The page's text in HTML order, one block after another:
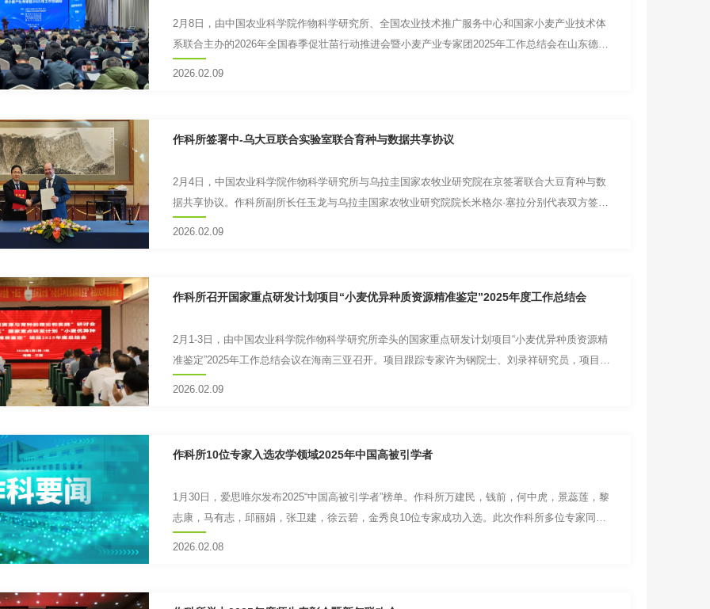
2月8日，由中国农业科学院作物科学研究所、全国农业技术推广服务中心和国家小麦产业技术体
系联合主办的2026年全国春季促壮苗行动推进会暨小麦产业专家团2025年工作总结会在山东德州
2026.02.09
作科所签署中-乌大豆联合实验室联合育种与数据共享协议
2月4日，中国农业科学院作物科学研究所与乌拉圭国家农牧业研究院在京签署联合大豆育种与数
据共享协议。作科所副所长任玉龙与乌拉圭国家农牧业研究院院长米格尔·塞拉分别代表双方签
2026.02.09
作科所召开国家重点研发计划项目“小麦优异种质资源精准鉴定”2025年度工作总结会
2月1-3日，由中国农业科学院作物科学研究所牵头的国家重点研发计划项目“小麦优异种质资源精
准鉴定”2025年工作总结会议在海南三亚召开。项目跟踪专家许为钢院士、刘录祥研究员，项目咨
2026.02.09
作科所10位专家入选农学领域2025年中国高被引学者
1月30日，爱思唯尔发布2025“中国高被引学者”榜单。作科所万建民，钱前，何中虎，景蕊莲，黎
志康，马有志，邱丽娟，张卫建，徐云碧，金秀良10位专家成功入选。此次作科所多位专家同时
2026.02.08